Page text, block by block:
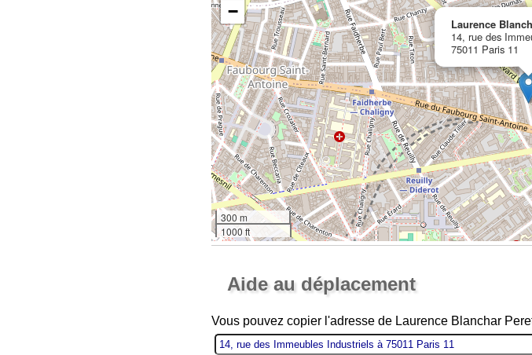
Laurence
14, rue des
75011 Paris 11
−
300 m
1000 ft
Aide au déplacement
Vous pouvez copier l'adresse de Laurence Blanchar